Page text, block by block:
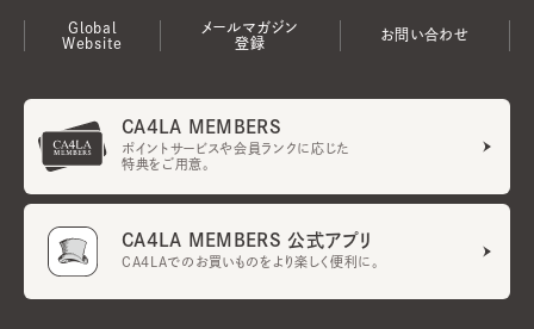
Global
Website
メールマガジン
登録
お問い合わせ
CA4LA MEMBERS
ポイントサービスや会員ランクに応じた
特典をご用意。
CA4LA MEMBERS 公式アプリ
CA4LAでのお買いものをより楽しく便利に。